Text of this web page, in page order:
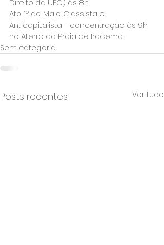
Direito da UFC) às 8h.
Ato 1º de Maio Classista e
Anticapitalista - concentração às 9h
no Aterro da Praia de Iracema.
Sem categoria
Posts recentes Ver tudo